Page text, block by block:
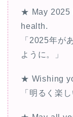
★ May 2025
health.
「2025年が
ように。」
★ Wishing
「明るく楽